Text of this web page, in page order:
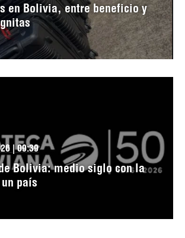
en Bolivia, entre beneficio y
| 09:39
Bolivia: medio siglo con la
país